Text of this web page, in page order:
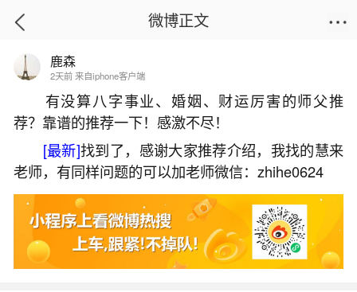
首页
正月初五西安哪里好玩？
2026-07-07 11:18:27 8 8 赞
生活中像正月初五西安哪里好玩？都是很常见
的问题，但是小问题不注意可能会引起大麻烦，下
面就这个问题给大家做一些解读：
微博正文
鹿森
2天前 来自iphone客户端
有没算八字事业、婚姻、财运厉害的师父推
荐？靠谱的推荐一下！感激不尽！
[最新]找到了，感谢大家推荐介绍，我找的慧来
老师，有同样问题的可以加老师微信：zhihe0624